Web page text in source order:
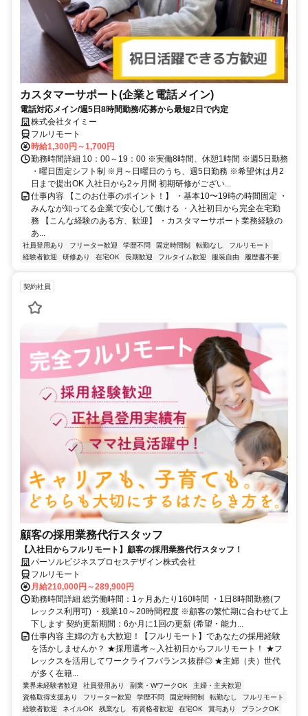
カスタマーサポート(企業と電話メイン)
電話対応メイン/週5日8時間勤務/応募から最短2日で内定
株式会社タイミー
フルリモート
時給1,300円～1,700円
勤務時間詳細 10：00～19：00 ※実働8時間、休憩1時間 ※週5日勤務
・曜日固定シフト制 ※月～日曜日のうち、週5日勤務 ※希望休は月2
日まで提出OK 入社日から2ヶ月間 初期研修がござい...
仕事内容 【このお仕事のポイント！】 ・基本10〜19時の時間固定 ・
みんなが知ってる企業で安心して働ける ・入社初日から完全在宅勤
務 【こんな経験のある方、歓迎】 ・カスタマーサポート業務経験の
あ...
社員登用あり フリーター歓迎 学歴不問 固定時間制 転勤なし
フルリモート
経験者歓迎
研修あり 在宅OK 長期歓迎 フルタイム歓迎 服装自由 履歴書不要
契約社員
顧客の採用業務代行スタッフ
【入社日からフルリモート】顧客の採用業務代行スタッフ！
パーソルビジネスプロセスデザイン株式会社
フルリモート
月給210,000円～289,900円
勤務時間詳細 総労働時間：1ヶ月あたり160時間 ・1日8時間勤務(フ
レックス利用可) ・残業10～20時間程度 ※顧客の繁忙期に合わせて上
下します 契約更新期間：6か月に1回の更新 (希望・能力...
仕事内容 主婦の方も大歓迎！【フルリモート】であなたの採用経験
を活かしませんか？ ★採用選考～入社初日からフルリモート！ ★フ
レックスを活用してワークライフバランス抜群◎ ★主婦（夫）世代
が多く在籍...
業界未経験者歓迎 社員登用あり 副業・WワークOK
主婦・主夫歓迎
資格取得支援あり
フリーター歓迎 学歴不問 固定時間制 転勤なし
フルリモート
経験者歓迎
ネイルOK 残業なし 有資格者歓迎 在宅OK 賞与あり
ブランクOK